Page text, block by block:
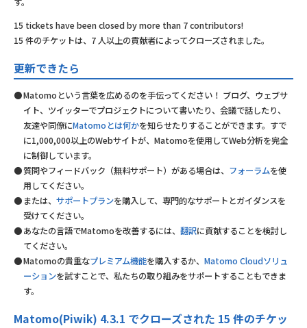
15 tickets have been closed by more than 7 contributors!
15 件のチケットは、7 人以上の貢献者によってクローズされました。
更新できたら
Matomoという言葉を広めるのを手伝ってください！ ブログ、ウェブサ
イト、ツイッターでプロジェクトについて書いたり、会議で話したり、
友達や同僚にMatomoとは何かを知らせたりすることができます。すで
に1,000,000以上のWebサイトが、Matomoを使用してWeb分析を完全
に制御しています。
質問やフィードバック（無料サポート）がある場合は、 フォーラムを使
用してください。
または、 サポートプランを購入して、専門的なサポートとガイダンスを
受けてください。
あなたの言語でMatomoを改善するには、 翻訳に貢献することを検討し
てください。
Matomoの貴重なプレミアム機能を購入するか、 Matomo Cloudソリュ
ーションを試すことで、私たちの取り組みをサポートすることもできま
す。
Matomo(Piwik) 4.3.1 でクローズされた 15 件のチケッ